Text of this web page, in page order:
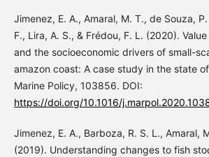
Jimenez, E. A., Amaral, M. T., de Souza,
F., Lira, A. S., & Frédou, F. L. (2020).
and the socioeconomic drivers of small-
amazon coast: A case study in the state
Marine Policy, 103856. DOI:
https://doi.org/10.1016/
Jimenez, E. A., Barboza, R. S. L., Amaral,
(2019). Understanding changes to fish